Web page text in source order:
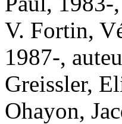
V. Fortin,
1987-,
Greissler,
Ohayon,